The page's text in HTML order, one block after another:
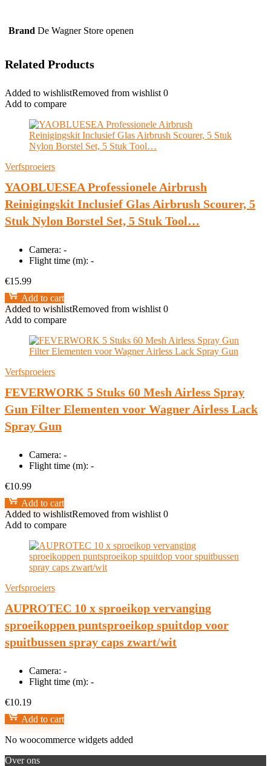
Brand De Wagner Store openen
Related Products
Added to wishlistRemoved from wishlist 0
Add to compare
Verfsproeiers
YAOBLUESEA Professionele Airbrush
Reinigingskit Inclusief Glas Airbrush Scourer, 5
Stuk Nylon Borstel Set, 5 Stuk Tool…
Camera: -
Flight time (m): -
€15.99
Add to cart
Added to wishlistRemoved from wishlist 0
Add to compare
Verfsproeiers
FEVERWORK 5 Stuks 60 Mesh Airless Spray
Gun Filter Elementen voor Wagner Airless Lack
Spray Gun
Camera: -
Flight time (m): -
€10.99
Add to cart
Added to wishlistRemoved from wishlist 0
Add to compare
Verfsproeiers
AUPROTEC 10 x sproeikop vervanging
sproeikoppen puntsproeikop spuitdop voor
spuitbussen spray caps zwart/wit
Camera: -
Flight time (m): -
€10.19
Add to cart
No woocommerce widgets added
Over ons